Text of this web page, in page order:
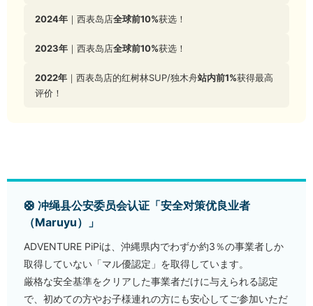
2024年 ｜西表岛店全球前10%获选！
2023年 ｜西表岛店全球前10%获选！
2022年 ｜西表岛店的红树林SUP/独木舟站内前1%获得最高
评价！
🛟 冲绳县公安委员会认证「安全对策优良业者
（Maruyu）」
ADVENTURE PiPiは、沖縄県内でわずか約3％の事業者しか
取得していない「マル優認定」を取得しています。
厳格な安全基準をクリアした事業者だけに与えられる認定
で、初めての方やお子様連れの方にも安心してご参加いただ